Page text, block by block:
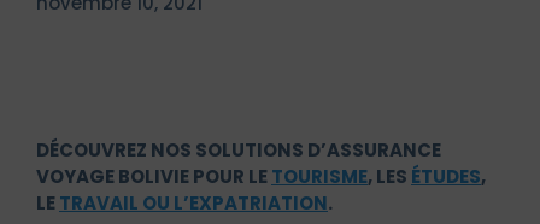
DÉCOUVREZ NOS SOLUTIONS D’ASSURANCE
VOYAGE BOLIVIE POUR LETOURISME, LES ÉTUDES,
LETRAVAIL OU L’EXPATRIATION.